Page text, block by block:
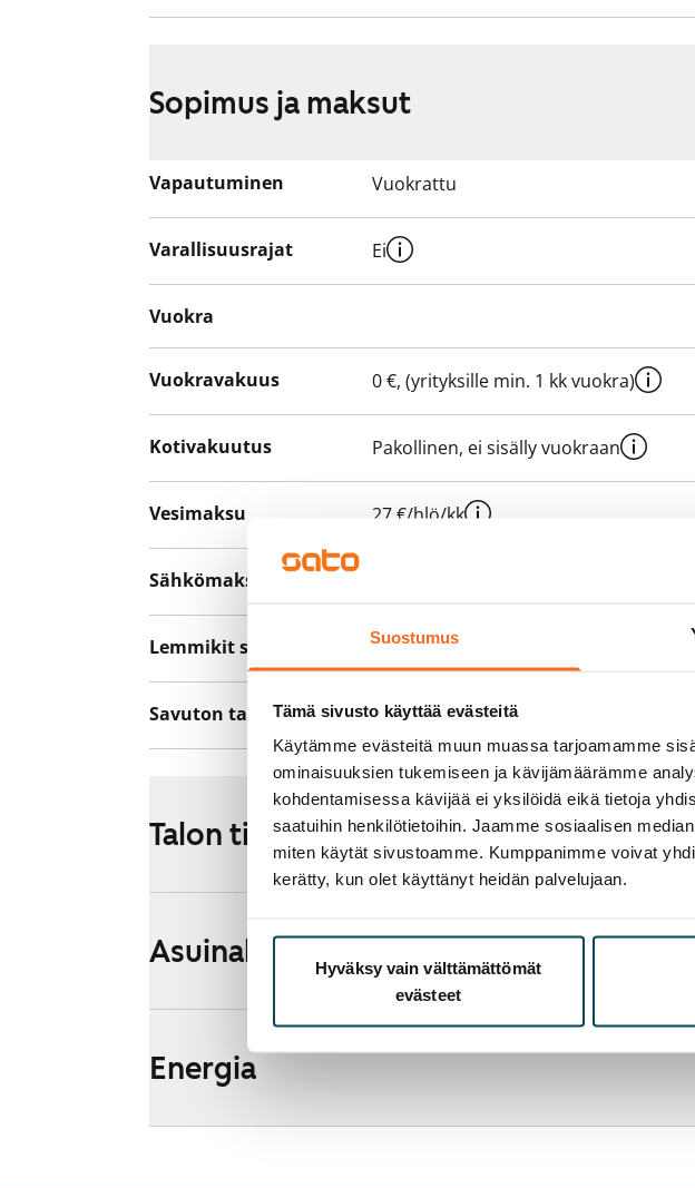
Suostumus
Tämä sivusto käyttää evästeitä
Käytämme evästeitä muun muassa tarjoamamme
ominaisuuksien tukemiseen ja kävijämäärämme
kohdentamisessa kävijää ei yksilöidä eikä tietoja
saatuihin henkilötietoihin. Jaamme sosiaalisen
miten käytät sivustoamme. Kumppanimme voivat
kerätty, kun olet käyttänyt heidän palvelujaan.
Hyväksy vain välttämättömät
evästeet
Sopimus ja maksut
Vapautuminen Vuokrattu
Varallisuusrajat Ei
Vuokra
Vuokravakuus 0 €, (yrityksille min. 1 kk vuokra)
Kotivakuutus Pakollinen, ei sisälly vuokraan
Vesimaksu 27 €/hlö/kk
Sähkömaksu
Lemmikit sallittu Kyllä
Savuton talo Ei
Talon tiedot
Asuinalueen esittely ja kartta
Energia